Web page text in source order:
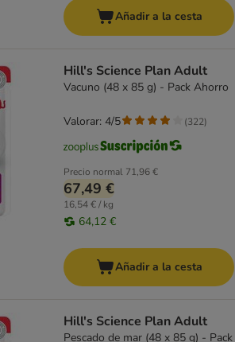
Añadir a la cesta
Hill's Science Plan Adult
Vacuno (48 x 85 g) - Pack Ahorro
Precio normal 71,96 €
67,49 €
16,54 € / kg
64,12 €
Valorar: 4/5 (322)
Añadir a la cesta
Hill's Science Plan Adult
Pescado de mar (48 x 85 g) - Pack